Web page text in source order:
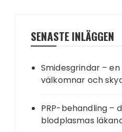
SENASTE INLÄGGEN
Smidesgrindar –
välkomnar och
PRP-behandling –
blodplasmas